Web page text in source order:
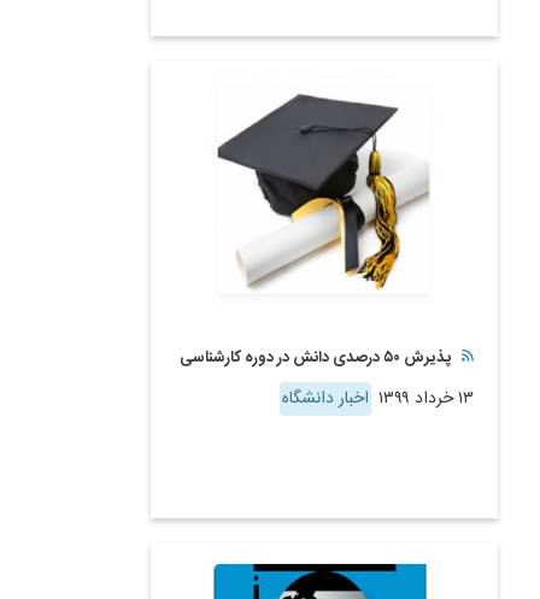
پذیرش ۵۰ درصدی دانش در دوره کارشناسی
۱۳ خرداد ۱۳۹۹ اخبار دانشگاه